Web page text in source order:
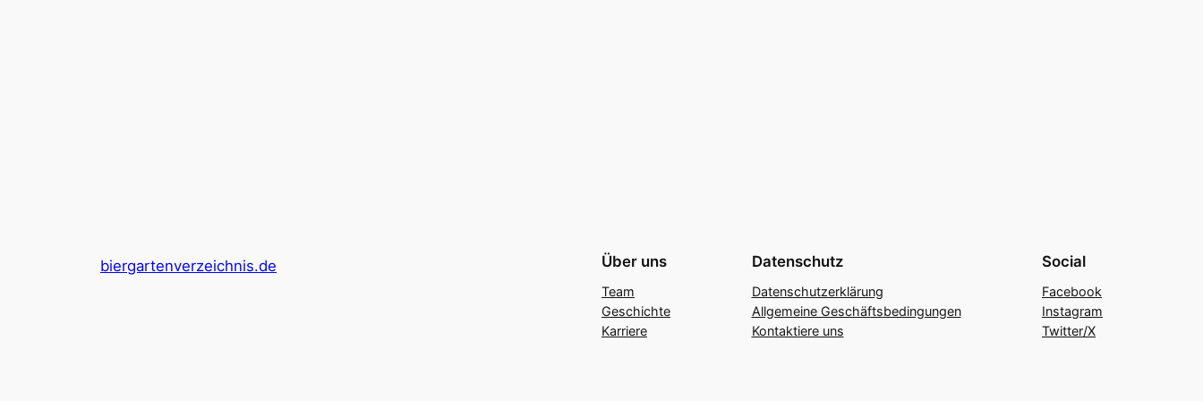
biergartenverzeichnis.de Über uns
Team
Geschichte
Karriere
Datenschutz
Datenschutzerklärung
Allgemeine Geschäftsbedingungen
Kontaktiere uns
Social
Facebook
Instagram
Twitter/X